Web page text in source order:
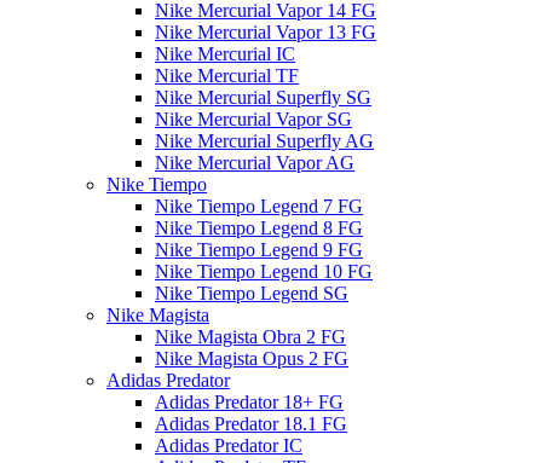
Nike Mercurial Vapor 14 FG
Nike Mercurial Vapor 13 FG
Nike Mercurial IC
Nike Mercurial TF
Nike Mercurial Superfly SG
Nike Mercurial Vapor SG
Nike Mercurial Superfly AG
Nike Mercurial Vapor AG
Nike Tiempo
Nike Tiempo Legend 7 FG
Nike Tiempo Legend 8 FG
Nike Tiempo Legend 9 FG
Nike Tiempo Legend 10 FG
Nike Tiempo Legend SG
Nike Magista
Nike Magista Obra 2 FG
Nike Magista Opus 2 FG
Adidas Predator
Adidas Predator 18+ FG
Adidas Predator 18.1 FG
Adidas Predator IC